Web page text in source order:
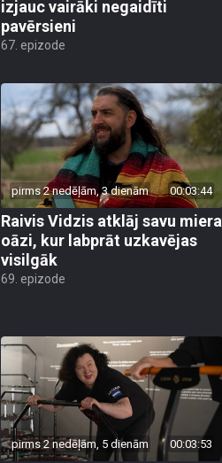
izjauc vairāki negaidīti
pavērsieni
67. epizode
pirms 2 nedēļām, 3 dienām 00:03:44
Raivis Vidzis atklāj savu miera
oāzi, kur labprāt uzkavējas
visilgāk
69. epizode
pirms 2 nedēļām, 5 dienām 00:03:53